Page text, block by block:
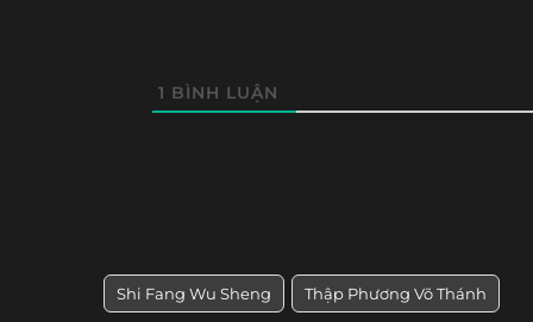
1 BÌNH LUẬN
Shi Fang Wu Sheng Thập Phương Võ Thánh